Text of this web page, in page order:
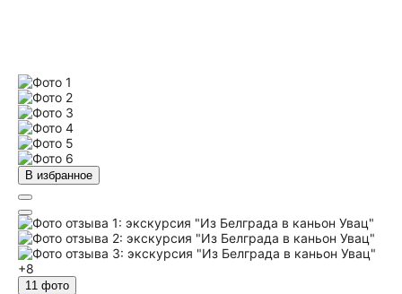
В избранное
+8
11 фото